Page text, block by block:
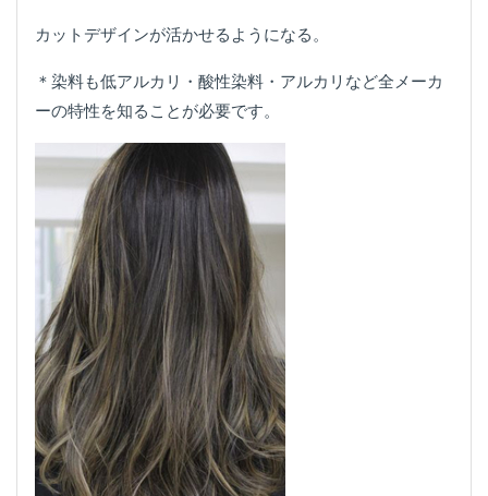
カットデザインが活かせるようになる。
＊染料も低アルカリ・酸性染料・アルカリなど全メーカ
ーの特性を知ることが必要です。